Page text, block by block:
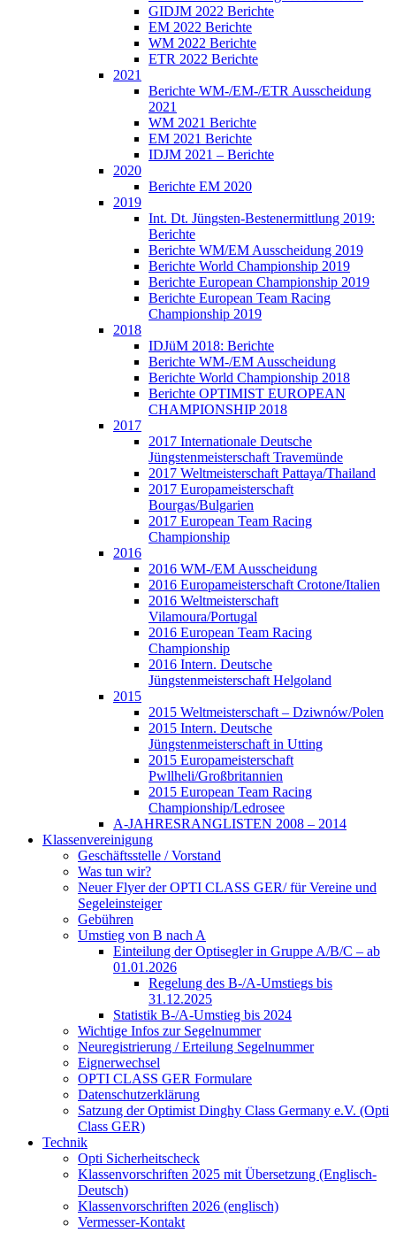
GIDJM 2022 Berichte
EM 2022 Berichte
WM 2022 Berichte
ETR 2022 Berichte
2021
Berichte WM-/EM-/ETR Ausscheidung
2021
WM 2021 Berichte
EM 2021 Berichte
IDJM 2021 – Berichte
2020
Berichte EM 2020
2019
Int. Dt. Jüngsten-Bestenermittlung 2019:
Berichte
Berichte WM/EM Ausscheidung 2019
Berichte World Championship 2019
Berichte European Championship 2019
Berichte European Team Racing
Championship 2019
2018
IDJüM 2018: Berichte
Berichte WM-/EM Ausscheidung
Berichte World Championship 2018
Berichte OPTIMIST EUROPEAN
CHAMPIONSHIP 2018
2017
2017 Internationale Deutsche
Jüngstenmeisterschaft Travemünde
2017 Weltmeisterschaft Pattaya/Thailand
2017 Europameisterschaft
Bourgas/Bulgarien
2017 European Team Racing
Championship
2016
2016 WM-/EM Ausscheidung
2016 Europameisterschaft Crotone/Italien
2016 Weltmeisterschaft
Vilamoura/Portugal
2016 European Team Racing
Championship
2016 Intern. Deutsche
Jüngstenmeisterschaft Helgoland
2015
2015 Weltmeisterschaft – Dziwnów/Polen
2015 Intern. Deutsche
Jüngstenmeisterschaft in Utting
2015 Europameisterschaft
Pwllheli/Großbritannien
2015 European Team Racing
Championship/Ledrosee
A-JAHRESRANGLISTEN 2008 – 2014
Klassenvereinigung
Geschäftsstelle / Vorstand
Was tun wir?
Neuer Flyer der OPTI CLASS GER/ für Vereine und
Segeleinsteiger
Gebühren
Umstieg von B nach A
Einteilung der Optisegler in Gruppe A/B/C – ab
01.01.2026
Regelung des B-/A-Umstiegs bis
31.12.2025
Statistik B-/A-Umstieg bis 2024
Wichtige Infos zur Segelnummer
Neuregistrierung / Erteilung Segelnummer
Eignerwechsel
OPTI CLASS GER Formulare
Datenschutzerklärung
Satzung der Optimist Dinghy Class Germany e.V. (Opti
Class GER)
Technik
Opti Sicherheitscheck
Klassenvorschriften 2025 mit Übersetzung (Englisch-
Deutsch)
Klassenvorschriften 2026 (englisch)
Vermesser-Kontakt